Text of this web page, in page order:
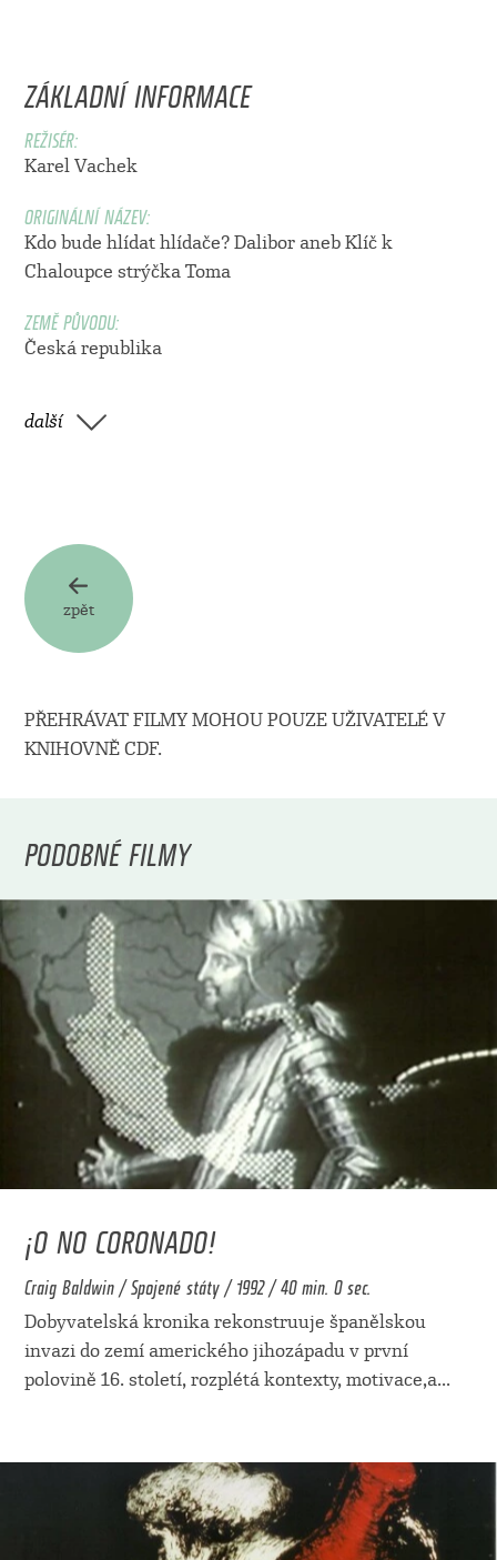
ZÁKLADNÍ INFORMACE
REŽISÉR:
Karel Vachek
ORIGINÁLNÍ NÁZEV:
Kdo bude hlídat hlídače? Dalibor aneb Klíč k
Chaloupce strýčka Toma
ZEMĚ PŮVODU:
Česká republika
další
zpět
PŘEHRÁVAT FILMY MOHOU POUZE UŽIVATELÉ V
KNIHOVNĚ CDF.
PODOBNÉ FILMY
¡O NO CORONADO!
Craig Baldwin / Spojené státy / 1992 / 40 min. 0 sec.
Dobyvatelská kronika rekonstruuje španělskou
invazi do zemí amerického jihozápadu v první
polovině 16. století, rozplétá kontexty, motivace,a...